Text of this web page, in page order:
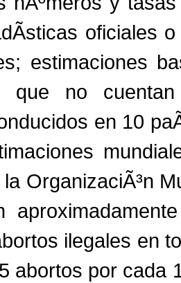
oficiales
estimaciones
que no cuentan
en 10
OrganizaciÃ³n
ilegales en
abortos por cada